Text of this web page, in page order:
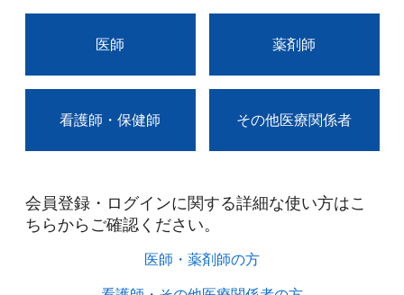
医師 薬剤師
看護師・保健師 その他医療関係者
会員登録・ログインに関する詳細な使い方はこ
ちらからご確認ください。​
医師・薬剤師の方​